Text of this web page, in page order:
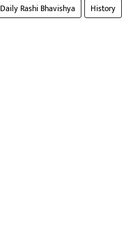
Daily Rashi Bhavishya History